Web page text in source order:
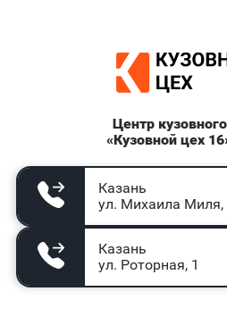
Центр
«Кузовной цех
Казань
ул. Михаила Миля,
Казань
ул. Роторная, 1